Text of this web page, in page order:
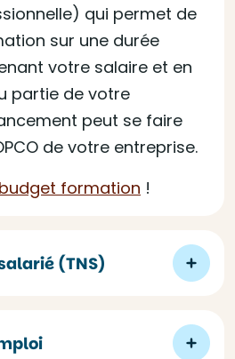
qui permet de
sur une durée
votre salaire et en
partie de votre
peut se faire
de votre entreprise.
formation !
(TNS)